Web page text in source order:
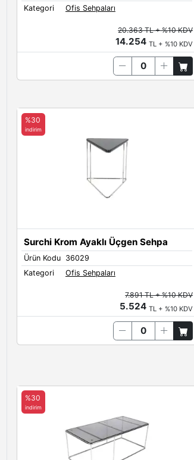
Kategori
Ofis Sehpaları
20.363 TL + %10 KDV
14.254TL + %10 KDV
Surchi Krom Ayaklı Üçgen Sehpa
Ürün Kodu
36029
Kategori
Ofis Sehpaları
%30
indirim
7.891 TL + %10 KDV
5.524TL + %10 KDV
%30
indirim